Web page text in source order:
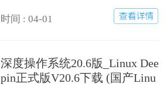
时间 : 04-01
深度操作系统20.6版_Linux Dee
pin正式版V20.6下载 (国产Linu